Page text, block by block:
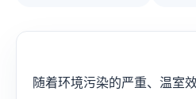
随着环境污染的严重、温室